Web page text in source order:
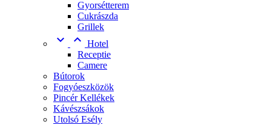
Gyorsétterem
Cukrászda
Grillek
  Hotel
Receptie
Camere
Bútorok
Fogyóeszközök
Pincér Kellékek
Kávészsákok
Utolsó Esély